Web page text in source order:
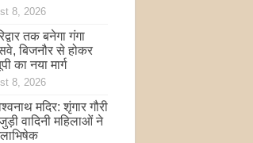
8, 2026
तक बनेगा गंगा
बिजनौर से होकर
का नया मार्ग
8, 2026
मदिर: शृंगार गौरी
वादिनी महिलाओं ने